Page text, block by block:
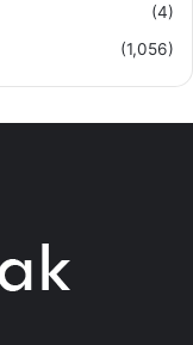
(4)
(1,056)